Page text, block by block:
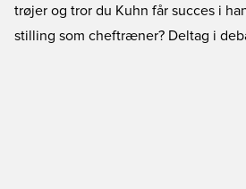
trøjer og tror du Kuhn får succes i
stilling som cheftræner? Deltag i